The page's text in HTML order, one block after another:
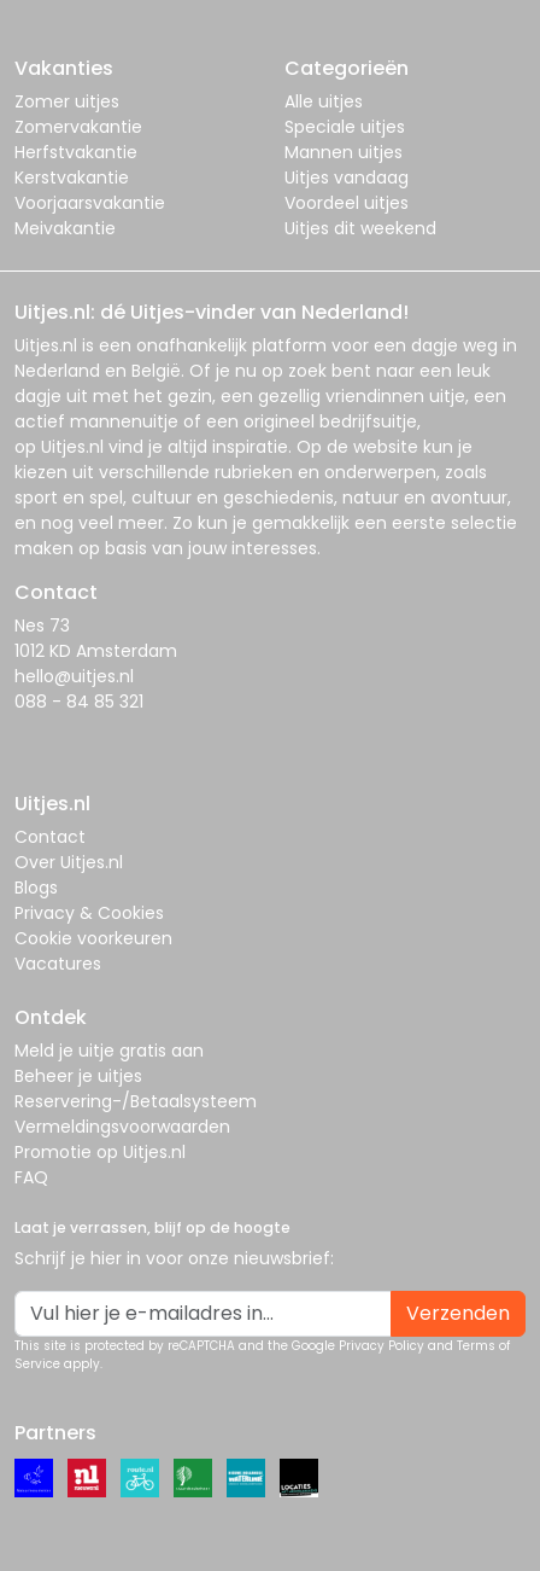
Vakanties
Zomer uitjes
Zomervakantie
Herfstvakantie
Kerstvakantie
Voorjaarsvakantie
Meivakantie
Categorieën
Alle uitjes
Speciale uitjes
Mannen uitjes
Uitjes vandaag
Voordeel uitjes
Uitjes dit weekend
Uitjes.nl: dé Uitjes-vinder van Nederland!
Uitjes.nl is een onafhankelijk platform voor een dagje weg in
Nederland en België. Of je nu op zoek bent naar een leuk
dagje uit met het gezin, een gezellig vriendinnen uitje, een
actief mannenuitje of een origineel bedrijfsuitje,
op Uitjes.nl vind je altijd inspiratie. Op de website kun je
kiezen uit verschillende rubrieken en onderwerpen, zoals
sport en spel, cultuur en geschiedenis, natuur en avontuur,
en nog veel meer. Zo kun je gemakkelijk een eerste selectie
maken op basis van jouw interesses.
Contact
Nes 73
1012 KD Amsterdam
hello@uitjes.nl
088 - 84 85 321
Uitjes.nl
Contact
Over Uitjes.nl
Blogs
Privacy & Cookies
Cookie voorkeuren
Vacatures
Ontdek
Meld je uitje gratis aan
Beheer je uitjes
Reservering-/Betaalsysteem
Vermeldingsvoorwaarden
Promotie op Uitjes.nl
FAQ
Laat je verrassen, blijf op de hoogte
Schrijf je hier in voor onze nieuwsbrief:
Verzenden
This site is protected by reCAPTCHA and the Google Privacy Policy and Terms of
Service apply.
Partners